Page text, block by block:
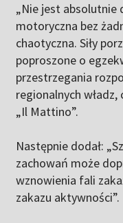
„Nie jest
motoryczna bez
chaotyczna. Siły
poproszone o
przestrzegania
regionalnych
„Il Mattino”.
Następnie dodał:
zachowań może
wznowienia fali
zakazu aktywności”.